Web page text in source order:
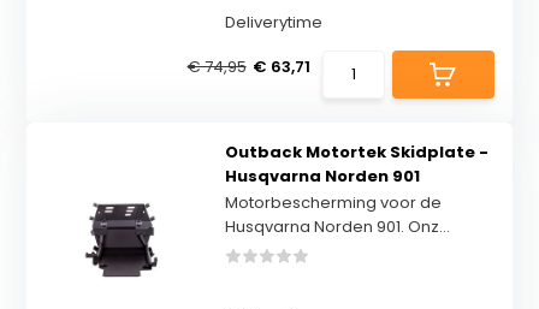
Deliverytime
€ 74,95 € 63,71
Outback Motortek Skidplate -
Husqvarna Norden 901
Motorbescherming voor de
Husqvarna Norden 901. Onz...